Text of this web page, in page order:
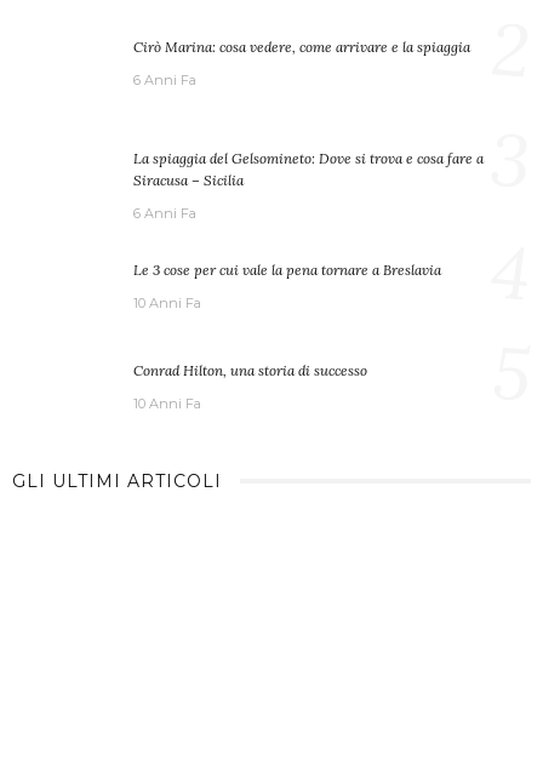
Cirò Marina: cosa vedere, come arrivare e la spiaggia
6 Anni Fa
La spiaggia del Gelsomineto: Dove si trova e cosa fare a
Siracusa – Sicilia
6 Anni Fa
Le 3 cose per cui vale la pena tornare a Breslavia
10 Anni Fa
Conrad Hilton, una storia di successo
10 Anni Fa
GLI ULTIMI ARTICOLI